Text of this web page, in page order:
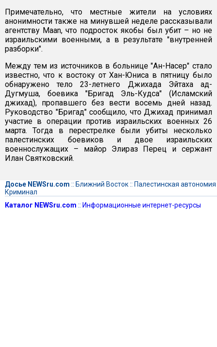
Примечательно, что местные жители на условиях
анонимности также на минувшей неделе рассказывали
агентству Maan, что подросток якобы был убит – но не
израильскими военными, а в результате "внутренней
разборки".
Между тем из источников в больнице "Ан-Насер" стало
известно, что к востоку от Хан-Юниса в пятницу было
обнаружено тело 23-летнего Джихада Эйтаха ад-
Дугмуша, боевика "Бригад Эль-Кудса" (Исламский
джихад), пропавшего без вести восемь дней назад.
Руководство "Бригад" сообщило, что Джихад принимал
участие в операции против израильских военных 26
марта. Тогда в перестрелке были убиты несколько
палестинских боевиков и двое израильских
военнослужащих – майор Элираз Перец и сержант
Илан Святковский.
Досье NEWSru.com :: Ближний Восток:: Палестинская автономия
Криминал
Каталог NEWSru.com :: Информационные интернет-ресурсы